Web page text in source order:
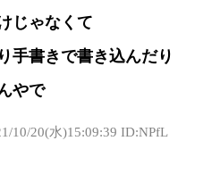
じゃなくて
手書きで書き込んだり
やで
10/20(水)15:09:39 ID:NPfL